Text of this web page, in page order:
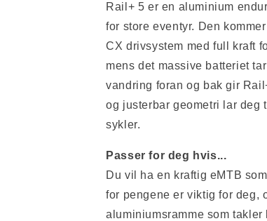
Rail+ 5 er en aluminium
for store eventyr. Den
CX drivsystem med full kraft
mens det massive batteriet
vandring foran og bak gir
og justerbar geometri lar deg
sykler.
Passer for deg hvis...
Du vil ha en kraftig eMTB
for pengene er viktig for deg,
aluminiumsramme som